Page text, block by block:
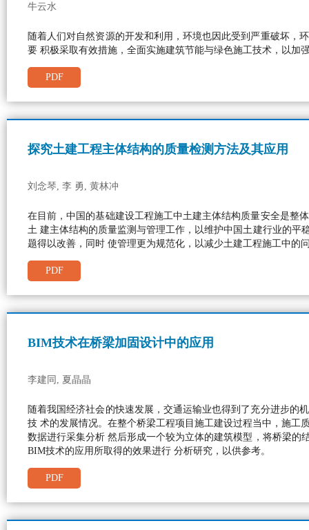
牛云水
随着人们对自然资源的开发和利用，环境也因此受到严重破坏，
要 积极采取有效措施，全面实施建筑节能与绿色施工技术，以加
PDF
探究土建工程主体结构的质量检测方法及其应用
刘念琴, 李 勇, 黄林冲
在目前，中国的基础建设工程施工中土建主体结构质量安全是整
土 建主体结构的质量监测与管理工作，以维护中国土建行业的
题得以改善，同时 使管理更为规范化，以减少土建工程施工中的
PDF
BIM技术在桥梁加固设计中的应用
李建同, 夏晶晶
随着我国经济社会的快速发展，交通运输业也得到了充分进步的
技 术的发展情况。在整个桥梁工程项目施工建设过程当中，施
数据进行采集分析 然后形成一个较为立体的建筑模型，将桥梁
BIM技术的应用所取得的效果进行 分析研究，以供参考。
PDF